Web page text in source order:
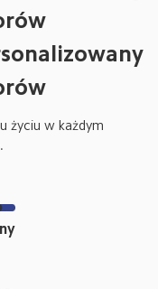
życiu w każdym